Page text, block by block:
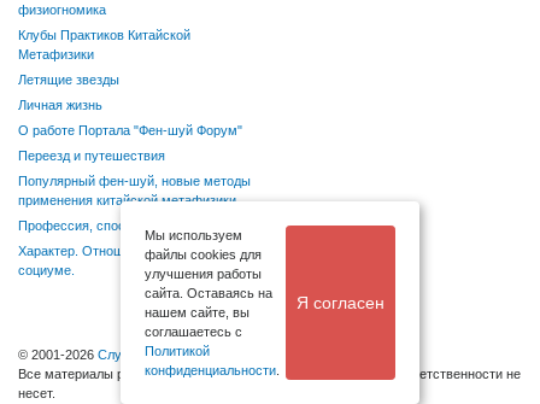
физиогномика
Клубы Практиков Китайской
Метафизики
Летящие звезды
Личная жизнь
О работе Портала "Фен-шуй Форум"
Переезд и путешествия
Популярный фен-шуй, новые методы
применения китайской метафизики
Профессия, способности, хобби
Характер. Отношения в семье и
социуме.
© 2001-2026 Служба поддержки
Bсе материалы размещаются посетителями, администрация ответственности не
несет.
Мы используем
файлы cookies для
улучшения работы
сайта. Оставаясь на
нашем сайте, вы
соглашаетесь с
Политикой
конфиденциальности
Я согласен